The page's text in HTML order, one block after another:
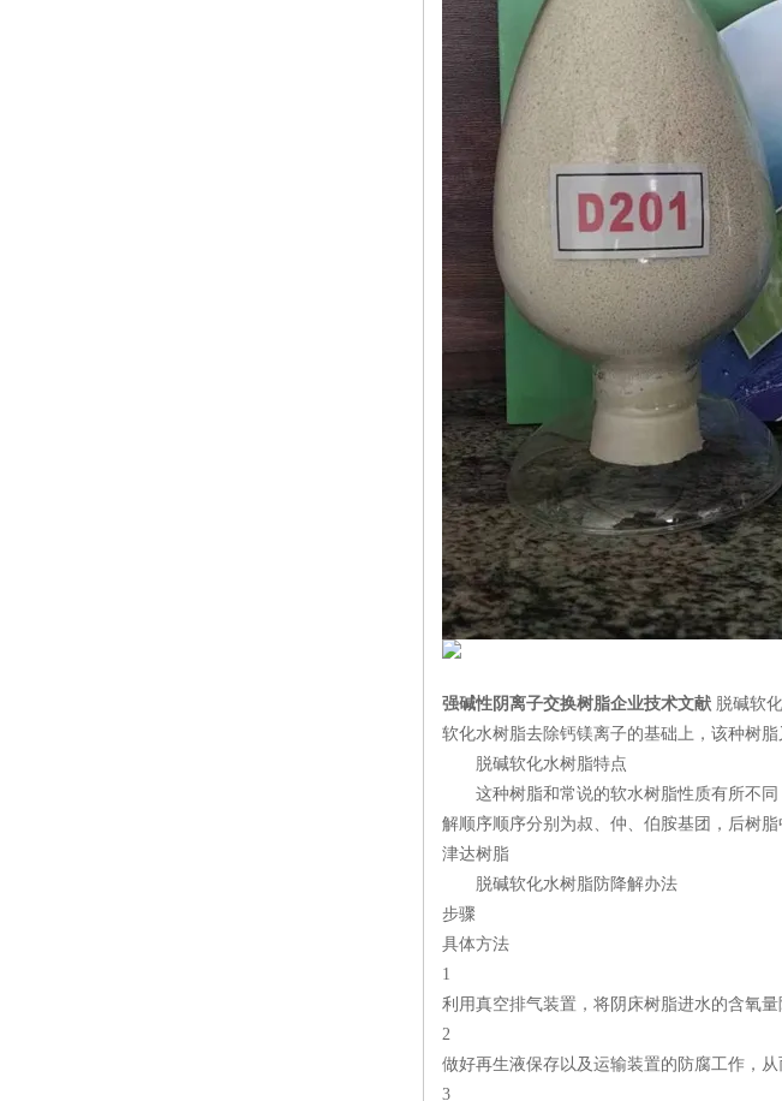
强碱性阴离子交换树脂企业技术文献 脱碱软
软化水树脂去除钙镁离子的基础上，该种树
脱碱软化水树脂特点
这种树脂和常说的软水树脂性质有所不同
解顺序顺序分别为叔、仲、伯胺基团，后树
津达树脂
脱碱软化水树脂防降解办法
步骤
具体方法
1
利用真空排气装置，将阴床树脂进水的含氧量
2
做好再生液保存以及运输装置的防腐工作，从
3